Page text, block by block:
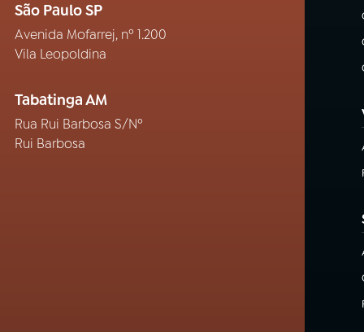
São Paulo SP
Avenida Mofarrej, nº 1.200
Vila Leopoldina
Tabatinga AM
Rua Rui Barbosa S/Nº
Rui Barbosa